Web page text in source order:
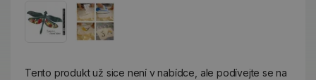
Tento produkt už sice není v nabídce, ale podívejte se na